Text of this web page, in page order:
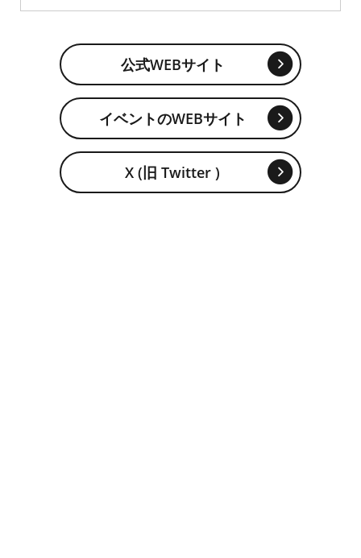
公式WEBサイト
イベントのWEBサイト
X (旧 Twitter )